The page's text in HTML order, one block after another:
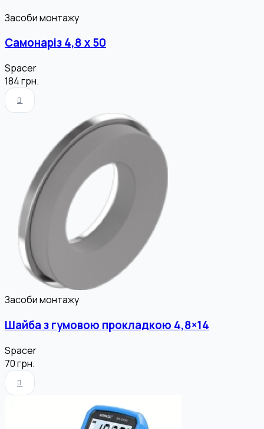
Засоби монтажу
Самонаріз 4,8 х 50
Spacer
184грн.
Засоби монтажу
Шайба з гумовою прокладкою 4,8×14
Spacer
70грн.